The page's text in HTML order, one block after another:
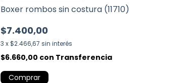
Boxer rombos sin costura (11710)
$7.400,00
3 x $2.466,67 sin interés
$6.660,00 con Transferencia
Comprar